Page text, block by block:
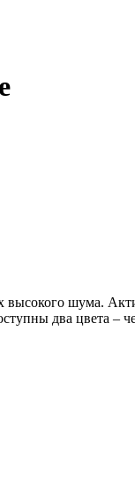
высокого шума.
два цвета –